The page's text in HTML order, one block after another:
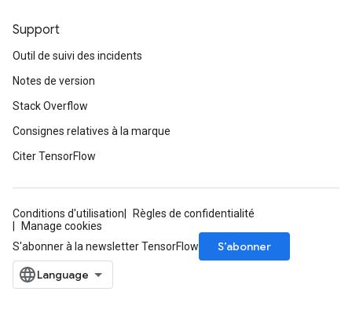
Support
Outil de suivi des incidents
Notes de version
Stack Overflow
Consignes relatives à la marque
Citer TensorFlow
Conditions d'utilisation
Règles de confidentialité
Manage cookies
S'abonner à la newsletter TensorFlow
S’abonner